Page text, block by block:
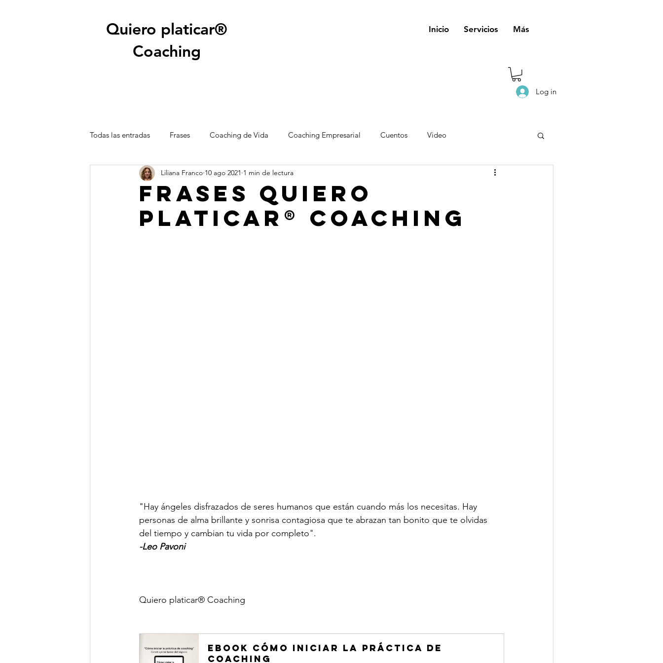
Quiero platicar®
Coaching
Inicio Servicios Más
Log in
Todas las entradas Frases Coaching de Vida Coaching Empresarial Cuentos Video
Frases Quiero
platicar® Coaching
Liliana Franco 10 ago 2021 1 min de lectura
"Hay ángeles disfrazados de seres humanos que están cuando más los necesitas. Hay
personas de alma brillante y sonrisa contagiosa que te abrazan tan bonito que te olvidas
del tiempo y cambian tu vida por completo".
-Leo Pavoni
Quiero platicar® Coaching
eBook Cómo iniciar la práctica de
coaching